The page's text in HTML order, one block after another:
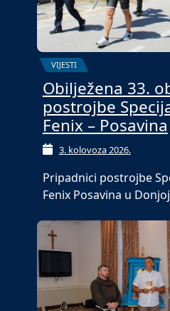
VIJESTI
Obilježena 33.
postrojbe
Fenix – Posavina
3. kolovoza 2026.
Pripadnici postrojbe
Fenix Posavina u